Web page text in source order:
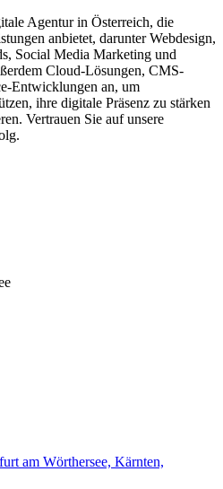
Agentur in Österreich, die
anbietet, darunter Webdesign,
Social Media Marketing und
Cloud-Lösungen, CMS-
Entwicklungen an, um
ihre digitale Präsenz zu stärken
Vertrauen Sie auf unsere
am Wörthersee, Kärnten,